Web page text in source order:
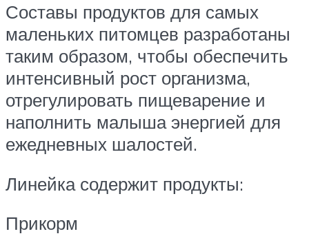
Составы продуктов для самых
маленьких питомцев разработаны
таким образом, чтобы обеспечить
интенсивный рост организма,
отрегулировать пищеварение и
наполнить малыша энергией для
ежедневных шалостей.
Линейка содержит продукты:
Прикорм